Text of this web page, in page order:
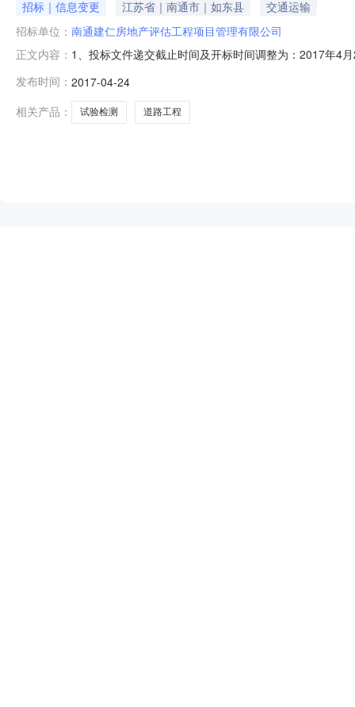
招标｜信息变更 江苏省｜南通市｜如东县
交通运输
招标单位： 南通建仁房地产评估工程项目管理有限公司
正文内容： 1、投标文件递交截止时间及开标时间调整为：2017年4
的1%。投标人的投标报价只能是在招标人确定的招标控
容，登录后即可查看，新用户
发布时间： 2017-04-24
相关产品：
试验检测 道路工程